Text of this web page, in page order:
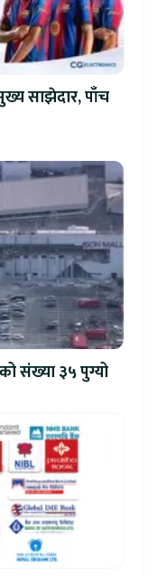
साझेदार, पाँच
संख्या ३५ पुग्यो